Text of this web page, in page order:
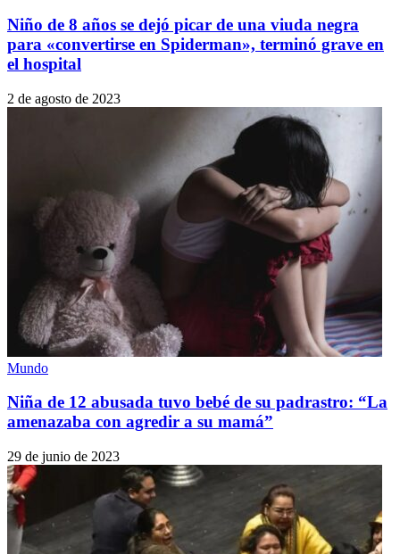
Niño de 8 años se dejó picar de una viuda negra
para «convertirse en Spiderman», terminó grave en
el hospital
2 de agosto de 2023
Mundo
Niña de 12 abusada tuvo bebé de su padrastro: “La
amenazaba con agredir a su mamá”
29 de junio de 2023